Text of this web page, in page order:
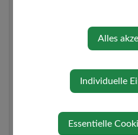
Anläßlich des Ankaufes eines
Abstammungsnachweis, gewährt
Subventionsbeitrag in Höhe von
Donnerstag, 21. Juli
Alles
Individuelle
Essentielle